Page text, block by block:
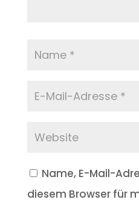
Name, E-Mail-
diesem Browser für